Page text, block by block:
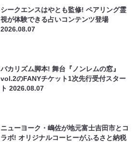
シークエンスはやとも監修! ペアリング霊
視が体験できる占いコンテンツ登場
2026.08.07
バカリズム脚本! 舞台『ノンレムの窓』
vol.2のFANYチケット1次先行受付スター
ト2026.08.07
ニューヨーク・嶋佐が地元富士吉田市とコ
ラボ! オリジナルコーヒーがふるさと納税